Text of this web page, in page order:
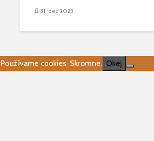
31. dec 2023
Používame cookies. Skromne. Okej